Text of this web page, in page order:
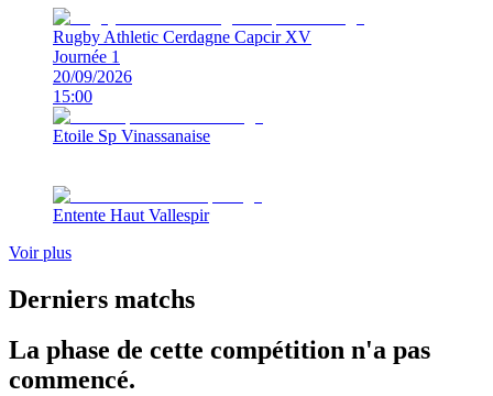
Rugby Athletic Cerdagne Capcir XV
Journée 1
20/09/2026
15:00
Etoile Sp Vinassanaise
Entente Haut Vallespir
Voir plus
Derniers matchs
La phase de cette compétition n'a pas
commencé.